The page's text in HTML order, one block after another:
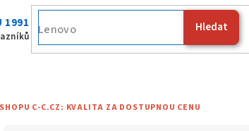
1991 Hledat
Fujitsu
C-C.CZ: KVALITA ZA DOSTUPNOU CENU